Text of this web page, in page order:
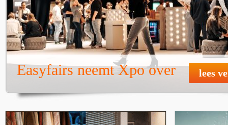
Easyfairs neemt Xpo over lees